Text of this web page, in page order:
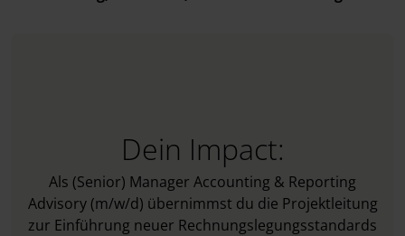
Dein Impact:
Als (Senior) Manager Accounting & Reporting
Advisory (m/w/d) übernimmst du die Projektleitung
zur Einführung neuer Rechnungslegungsstandards